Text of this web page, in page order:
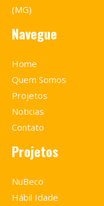
(MG)
Navegue
Home
Quem Somos
Projetos
Noticias
Contato
Projetos
NuBeco
Hábil Idade